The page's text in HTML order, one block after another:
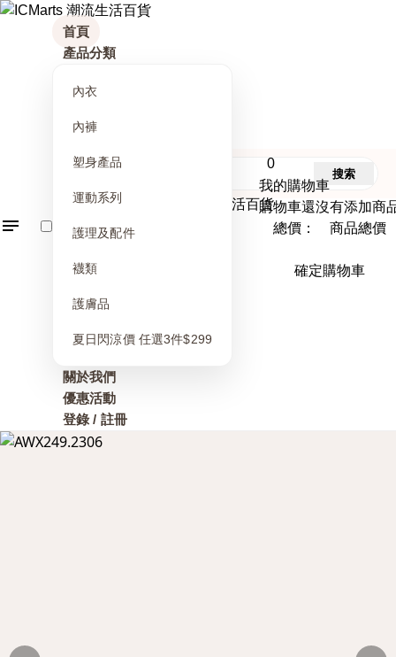
首頁
產品分類
內衣
內褲
塑身產品
運動系列
護理及配件
襪類
護膚品
夏日閃涼價 任選3件$299
關於我們
優惠活動
登錄 / 註冊
0
我的購物車
購物車還沒有添加商
總價： 商品總價
確定購物車
搜索